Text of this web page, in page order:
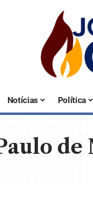
Notícias Política
de